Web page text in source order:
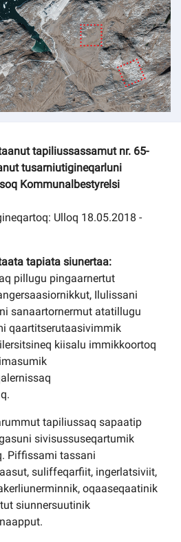
tapiliussassamut nr. 65-
tusarniutigineqarluni
Kommunalbestyrelsi
Ulloq 18.05.2018 -
tapiata siunertaa:
pillugu pingaarnertut
Ilulissani
sanaartornermut atatillugu
qaartitserutaasivimmik
kiisalu immikkoortoq
tapiliussaq sapaatip
sivisussuseqartumik
Piffissami tassani
suliffeqarfiit, ingerlatsiviit,
oqaaseqaatinik
siunnersuutinik